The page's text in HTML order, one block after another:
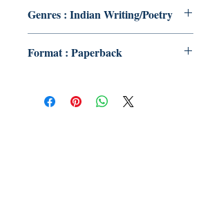
Genres : Indian Writing/Poetry
Format : Paperback